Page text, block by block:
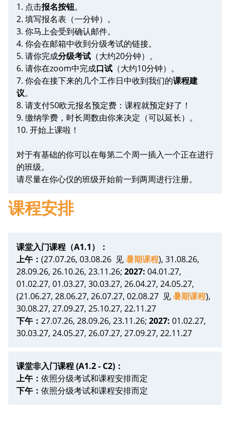
1. 点击报名按钮。
2. 填写报名表（一分钟）。
3. 你马上会受到确认邮件。
4. 你会在邮箱中收到分级考试的链接。
5. 请你完成分级考试 （大约20分钟）。
6. 请你在zoom中完成口试 （大约10分钟）。
7. 你会在接下来的几个工作日中收到我们的课程建
议。
8. 请支付50欧元报名预定费：课程就预定好了！
9. 缴纳学费，时长周数由你来决定（可以延长）。
10. 开始上课啦！
对于有基础的你可以在每第二个周一插入一个正在进行
的班级。
请尽量在你心仪的班级开始前一到两周进行注册。
课程安排
课堂入门课程（A1.1）：
上午： (27.07.26, 03.08.26 见暑期课程), 31.08.26,
28.09.26, 26.10.26, 23.11.26; 2027: 04.01.27,
01.02.27, 01.03.27, 30.03.27, 26.04.27, 24.05.27,
(21.06.27, 28.06.27, 26.07.27, 02.08.27 见暑期课程),
30.08.27, 27.09.27, 25.10.27, 22.11.27
下午： 27.07.26, 28.09.26, 23.11.26; 2027: 01.02.27,
30.03.27, 24.05.27, 26.07.27, 27.09.27, 22.11.27
课堂非入门课程(A1.2 - C2)：
上午： 依照分级考试和课程安排而定
下午： 依照分级考试和课程安排而定